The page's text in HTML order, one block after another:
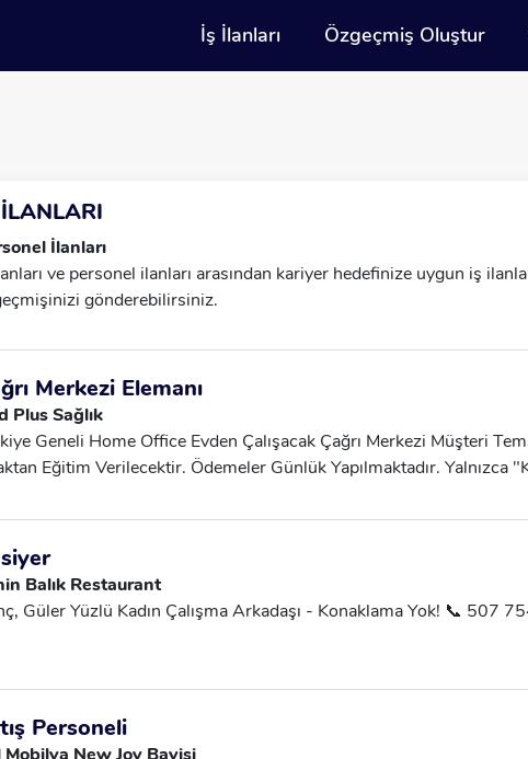
İş İlanları Özgeçmiş Oluştur
İlanları
ve personel ilanları arasından kariyer hedefinize uygun iş
gönderebilirsiniz.
Merkezi Elemanı
Plus Sağlık
Geneli Home Office Evden Çalışacak Çağrı Merkezi Müşteri
Eğitim Verilecektir. Ödemeler Günlük Yapılmaktadır. Yalnızca
Geneli Tüm Adaylar Başvuru Yapabilir. Çalışma Saatleri:
11:00-17:00. Pazar Tatil Türkiye Geneli Home Office Evden
Müşteri Temsilcisi Alınacaktır. Başvurumuz Türkiye Geneli Tüm
İletişim:0501 107 40 37
Balık Restaurant
Güler Yüzlü Kadın Çalışma Arkadaşı - Konaklama Yok! 📞 507
Personeli
Mobilya New Joy Bayisi